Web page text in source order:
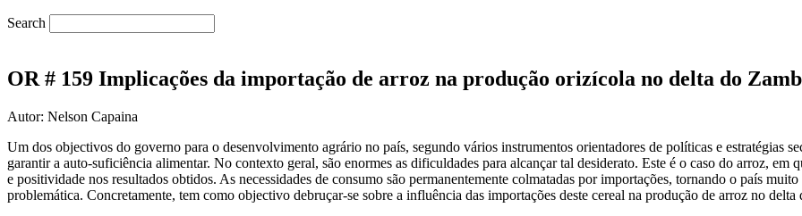
Search
OR # 159 Implicações da importação de arroz na produção orizícola no delta do
Autor: Nelson Capaina
Um dos objectivos do governo para o desenvolvimento agrário no país, segundo vários instrumentos orientadores de políticas e estratégias
garantir a auto-suficiência alimentar. No contexto geral, são enormes as dificuldades para alcançar tal desiderato. Este é o caso do arroz, em
e positividade nos resultados obtidos. As necessidades de consumo são permanentemente colmatadas por importações, tornando o país
problemática. Concretamente, tem como objectivo debruçar-se sobre a influência das importações deste cereal na produção de arroz no delta